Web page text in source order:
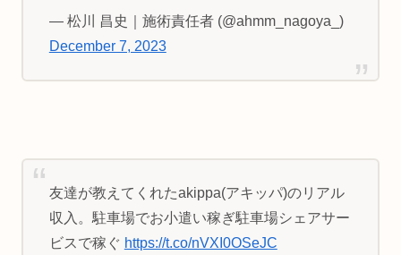
— 松川 昌史｜施術責任者 (@ahmm_nagoya_)
December 7, 2023
友達が教えてくれたakippa(アキッパ)のリアル
収入。駐車場でお小遣い稼ぎ駐車場シェアサー
ビスで稼ぐ https://t.co/nVXI0OSeJC